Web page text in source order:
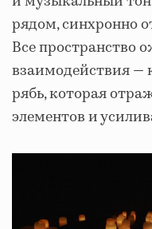
рядом, синхронно
Все пространство
взаимодействия —
рябь, которая
элементов и